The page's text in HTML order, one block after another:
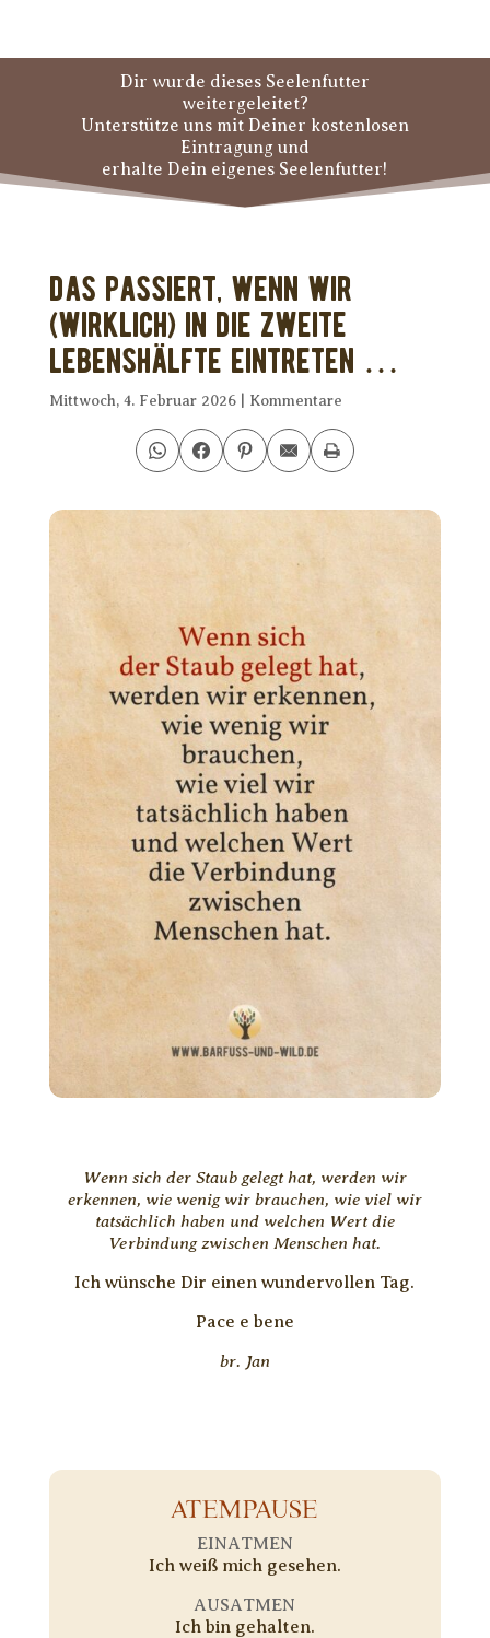
Dir wurde dieses Seelenfutter
weitergeleitet?
Unterstütze uns mit Deiner kostenlosen
Eintragung und
erhalte Dein eigenes Seelenfutter!
Das passiert, wenn wir
(wirklich) in die zweite
Lebenshälfte eintreten …
Mittwoch, 4. Februar 2026| Kommentare
Wenn sich der Staub gelegt hat, werden wir
erkennen, wie wenig wir brauchen, wie viel wir
tatsächlich haben und welchen Wert die
Verbindung zwischen Menschen hat.
Ich wünsche Dir einen wundervollen Tag.
Pace e bene
br. Jan
ATEMPAUSE
EINATMEN
Ich weiß mich gesehen.
AUSATMEN
Ich bin gehalten.